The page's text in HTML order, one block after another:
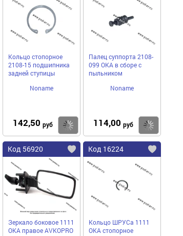
Кольцо стопорное
2108-15 подшипника
задней ступицы
Noname
142,50 руб Купить
Палец суппорта 2108-
099 ОКА в сборе с
пыльником
Noname
114,00 руб
Код 56920
Зеркало боковое 1111
ОКА правое AVKOPRO
Код 16224
Кольцо ШРУСа 1111
ОКА стопорное